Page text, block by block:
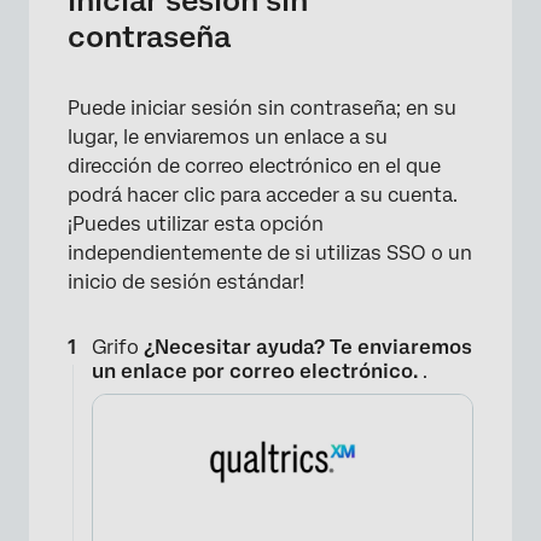
contraseña
Puede iniciar sesión sin contraseña; en su
lugar, le enviaremos un enlace a su
dirección de correo electrónico en el que
podrá hacer clic para acceder a su cuenta.
¡Puedes utilizar esta opción
independientemente de si utilizas SSO o un
inicio de sesión estándar!
Grifo ¿Necesitar ayuda? Te enviaremos
un enlace por correo electrónico. .